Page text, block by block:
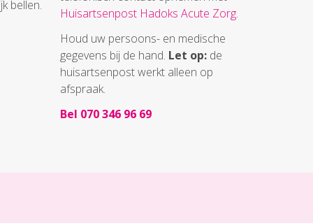
bellen.
Huisartsenpost Hadoks Acute Zorg.
Houd uw persoons- en medische
gegevens bij de hand. Let op: de
huisartsenpost werkt alleen op
afspraak.
Bel 070 346 96 69